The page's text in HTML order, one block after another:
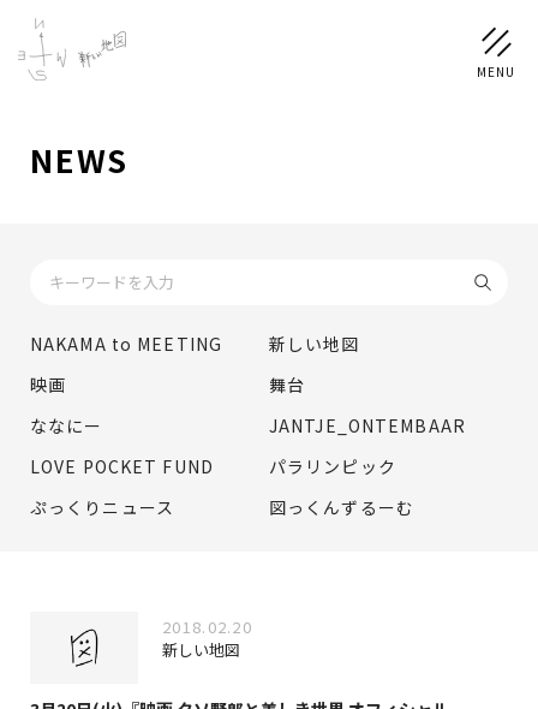
NEWS
香取 慎吾
DISCOGRAPHY
CHIZUSHOP
CHIZULOG
NEWS
NAKAMA to MEETING
新しい地図
映画
舞台
ななにー
JANTJE_ONTEMBAAR
LOVE POCKET FUND
パラリンピック
ぷっくりニュース
図っくんずるーむ
2018.02.20
新しい地図